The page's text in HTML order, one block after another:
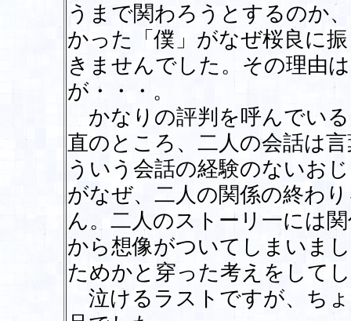
うまで関わろうとするのか
かった「僕」がなぜ桜良に
きませんでした。その理由
が・・・。
かなりの評判を呼んでい
直のところ、二人の会話は
ういう会話の経験のないお
がなぜ、二人の関係の終わ
ん。二人のストーリ一には
から想像がついてしまいま
ためかと穿った考えをして
泣けるラストですが、ち